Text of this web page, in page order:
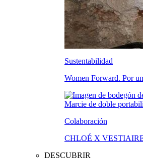
Sustentabilidad
Women Forward. Por
Colaboración
CHLOÉ X
DESCUBRIR